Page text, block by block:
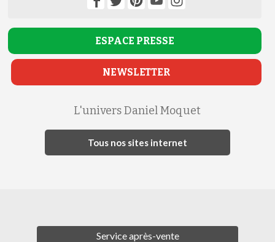
ESPACE PRESSE
NEWSLETTER
L'univers Daniel Moquet
Tous nos sites internet
Service après-vente